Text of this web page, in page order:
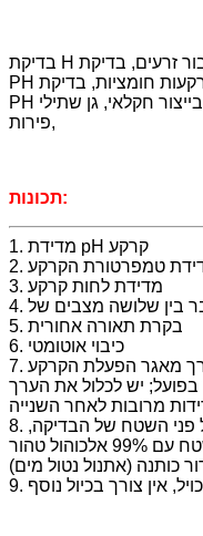
בדיקת H עבור זרעים, בדיקת PH עבור קרקעות אלקליין, בדיקת
PH עבור קרקעות חומציות, בדיקת PH עבור קרקעות coir, בדיקת
PH עבור קרקעות מצע, וכו '. בשימוש נרחב בייצור חקלאי, גן שתילי
פירות,
תכונות:
1. מדידת pH קרקע
3. מדידת לחות קרקע
5. בקרת תאורה אחורית
6. כיבוי אוטומטי
7. הנתונים מהמדידה הראשונה הם ערך מאגר הפעלת הקרקע
יש לכלול את הערך
8. אם יש כל גריז או סוג אחר של זיהום על פני השטח של הבדיקה,
טהור
אין צורך בכיול נוסף